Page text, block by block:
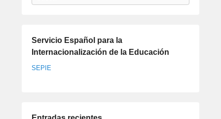
Servicio Español para la
Internacionalización de la Educación
SEPIE